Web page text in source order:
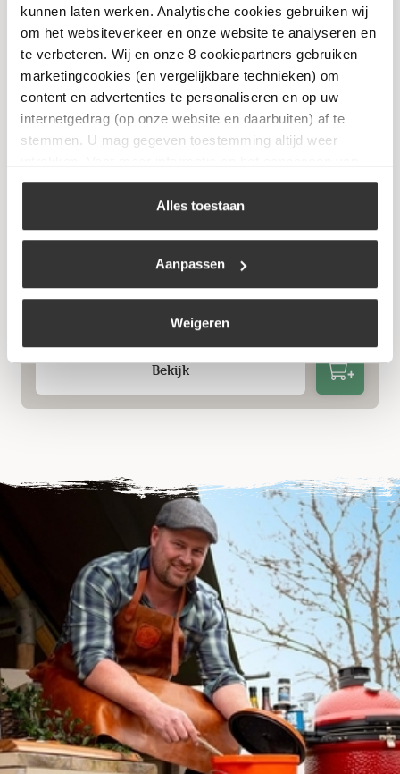
kunnen laten werken. Analytische cookies gebruiken wij
om het websiteverkeer en onze website te analyseren en
te verbeteren. Wij en onze 8 cookiepartners gebruiken
marketingcookies (en vergelijkbare technieken) om
content en advertenties te personaliseren en op uw
internetgedrag (op onze website en daarbuiten) af te
stemmen. U mag gegeven toestemming altijd weer
uw keuze op onze website verwijzen wij u naar ons
Alles toestaan
Aanpassen
Weigeren
Bekijk
Bekijk